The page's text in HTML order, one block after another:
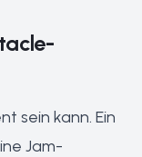
sein kann. Ein
Jam-